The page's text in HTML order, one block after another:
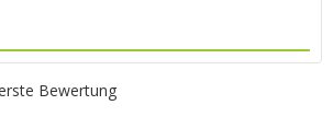
Bewertung